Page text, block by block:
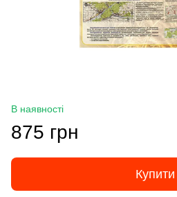
В наявності
875 грн
Купити